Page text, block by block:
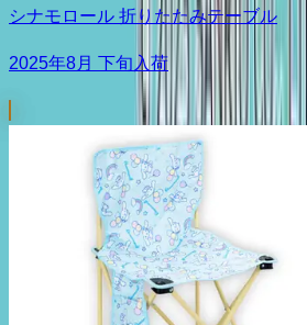
シナモロール 折りたたみテーブル
2025年8月 下旬入荷